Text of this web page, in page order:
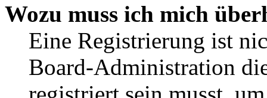
Wozu muss ich mich
Eine Registrierung ist
Board-Administration